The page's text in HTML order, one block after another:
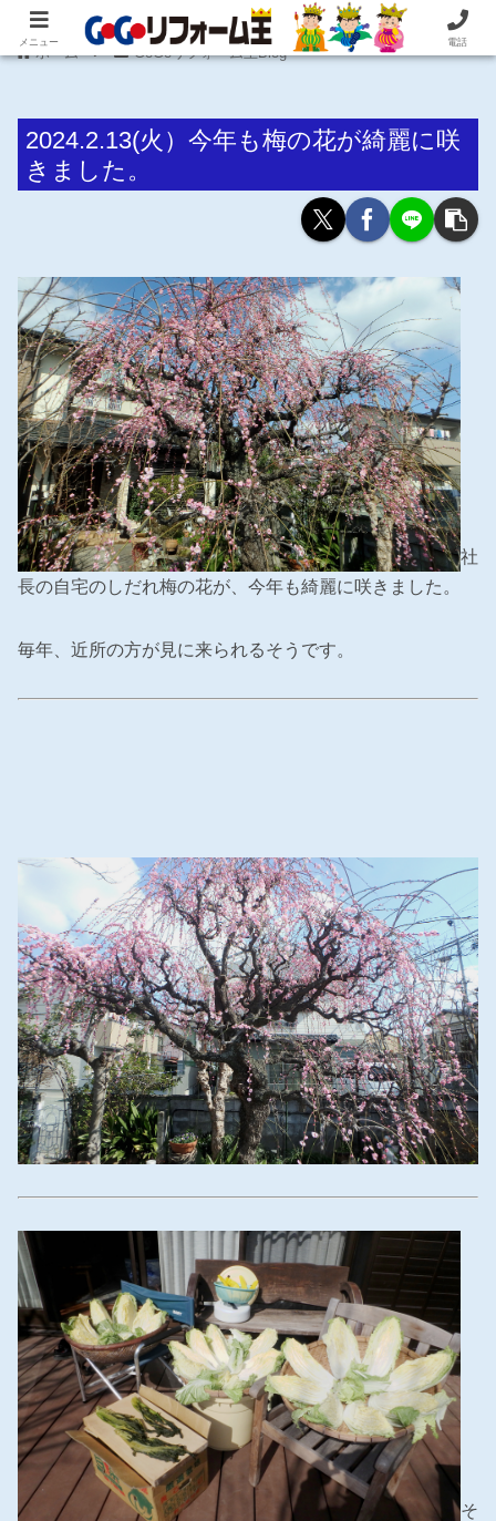
住まいの困ったを即解決！住宅リフォーム専門 株式会社 笠井産業
ホーム GoGoリフォーム王Blog
2024.2.13(火）今年も梅の花が綺麗に咲
きました。
社
長の自宅のしだれ梅の花が、今年も綺麗に咲きました。
毎年、近所の方が見に来られるそうです。
そ
メニュー 電話